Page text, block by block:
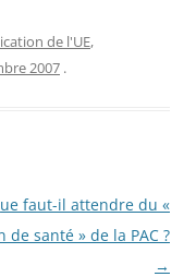
de l'UE,
2007 .
faut-il attendre du «
de santé » de la PAC ?
→